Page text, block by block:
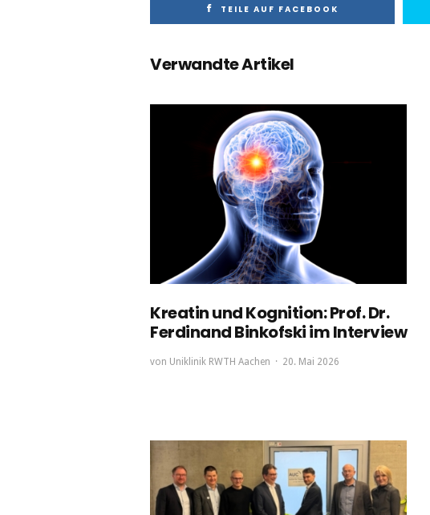
TEILE AUF FACEBOOK
Verwandte Artikel
Kreatin und Kognition: Prof. Dr.
Ferdinand Binkofski im Interview
von Uniklinik RWTH Aachen 20. Mai 2026